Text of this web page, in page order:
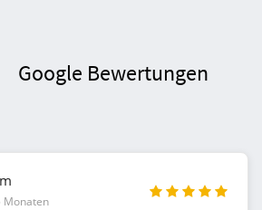
Google Bewertungen
Monaten